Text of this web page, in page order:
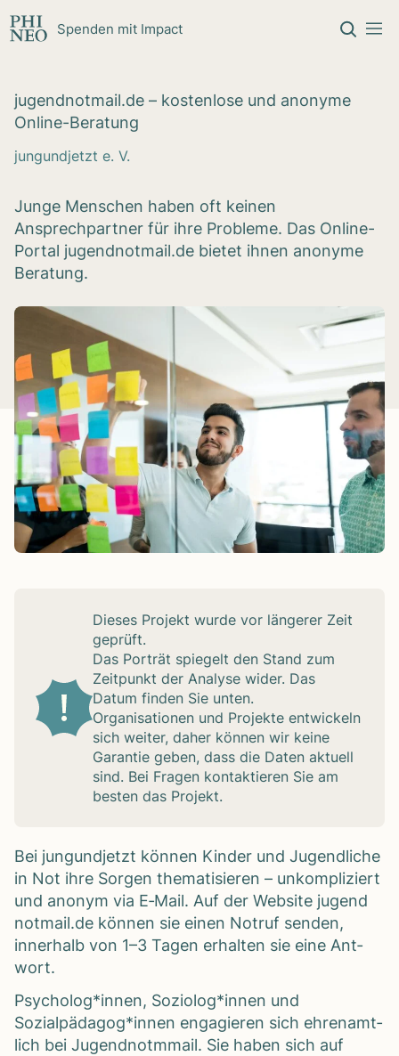
Spenden mit Impact
jugend​not​mail​.de – kos­ten­lose und anonyme
Online-Bera­tung
jungundjetzt e. V.
Junge Menschen haben oft keinen
Ansprechpartner für ihre Probleme. Das Online-
Portal jugendnotmail.de bietet ihnen anonyme
Beratung.
Die­ses Pro­jekt wurde vor län­ge­rer Zeit
geprüft.
Das Por­trät spie­gelt den Stand zum
Zeit­punkt der Ana­lyse wider. Das
Datum fin­den Sie unten.
Orga­ni­sa­tio­nen und Pro­jekte ent­wi­ckeln
sich wei­ter, daher kön­nen wir keine
Garan­tie geben, dass die Daten aktu­ell
sind. Bei Fra­gen kon­tak­tie­ren Sie am
bes­ten das Pro­jekt.
Bei jun­gund­jetzt kön­nen Kin­der und Jugend­li­che
in Not ihre Sor­gen the­ma­ti­sie­ren – unkom­pli­ziert
und anonym via E‑Mail. Auf der Web­site jugend​
not​mail​.de kön­nen sie einen Not­ruf sen­den,
inner­halb von 1–3 Tagen erhal­ten sie eine Ant­
wort.
Psycholog*innen, Soziolog*innen und
Sozialpädagog*innen enga­gie­ren sich ehren­amt­
lich bei Jugend­notm­mail. Sie haben sich auf